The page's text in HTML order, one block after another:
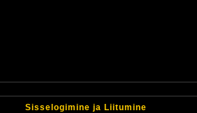
Sisselogimine ja Liitumine